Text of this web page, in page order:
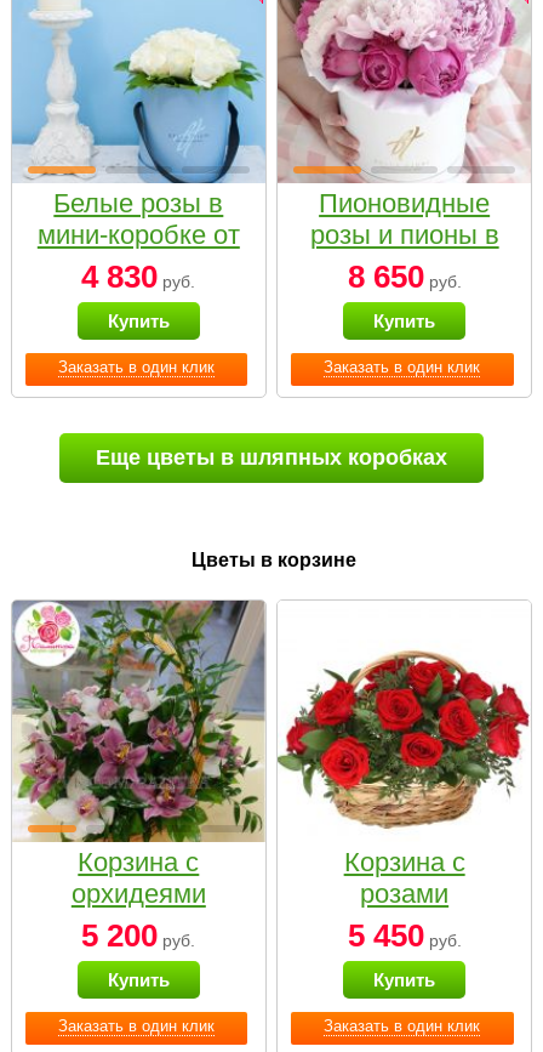
Заказать в один клик
Белые розы в
мини-коробке от
Bella Fiori
4 830 руб.
Купить
Заказать в один клик
Пионовидные
розы и пионы в
белой коробке
Small
8 650руб.
Купить
Еще цветы в шляпных коробках
Цветы в корзине
Заказать в один клик
Корзина с
орхидеями
малая
5 200 руб.
Купить
Заказать в один клик
Корзина с
розами
«Красный
Париж»
5 450руб.
Купить